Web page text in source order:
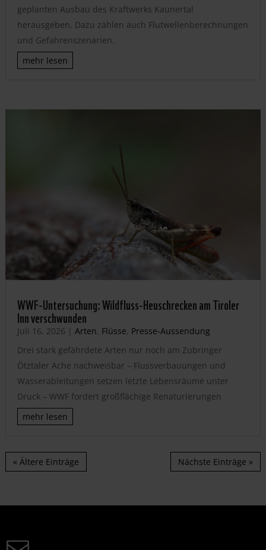
geplanten Ausbau des Kraftwerks Kaunertal
herausgeben. Dazu zählen auch Flutwellenberechnungen
und Gefahrenszenarien.
mehr lesen
WWF-Untersuchung: Wildfluss-Heuschrecken am Tiroler
Inn verschwunden
Juli 16, 2026 | Arten, Flüsse, Presse-Aussendung
Drei stark gefährdete Arten nur noch am Zubringer
Ötztaler Ache nachweisbar – Flussverbauungen und
Wasserableitungen setzen letzte Lebensräume unter
Druck – WWF fordert großflächige Renaturierungen
mehr lesen
« Ältere Einträge Nächste Einträge »